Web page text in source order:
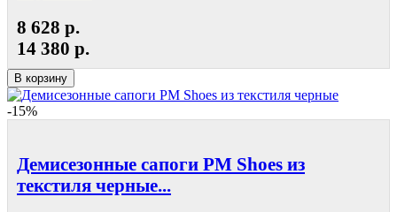
8 628 р.
14 380 р.
В корзину
-15%
Демисезонные сапоги РМ Shoes из
текстиля черные...